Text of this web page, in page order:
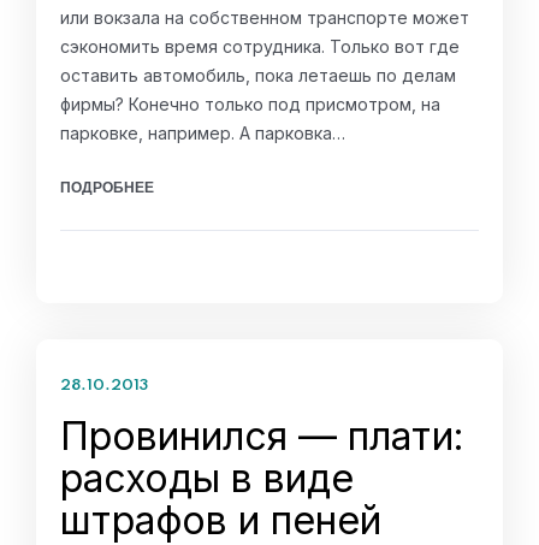
или вокзала на собственном транспорте может
сэкономить время сотрудника. Только вот где
оставить автомобиль, пока летаешь по делам
фирмы? Конечно только под присмотром, на
парковке, например. А парковка…
ПОДРОБНЕЕ
28.10.2013
Провинился — плати:
расходы в виде
штрафов и пеней